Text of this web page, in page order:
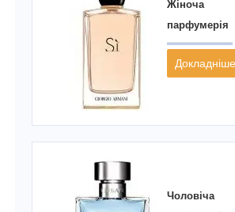
Жіноча
парфумерія
Докладніше
Чоловіча